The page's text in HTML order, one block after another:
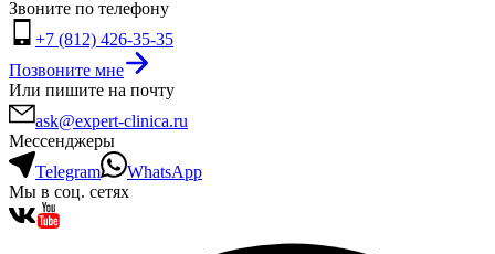
Звоните по телефону
+7 (812) 426-35-35
Позвоните мне
Или пишите на почту
ask@expert-clinica.ru
Мессенджеры
Telegram
WhatsApp
Мы в соц. сетях